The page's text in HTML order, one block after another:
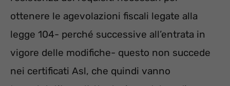
ottenere le agevolazioni fiscali legate alla
legge 104- perché successive all’entrata in
vigore delle modifiche- questo non succede
nei certificati Asl, che quindi vanno